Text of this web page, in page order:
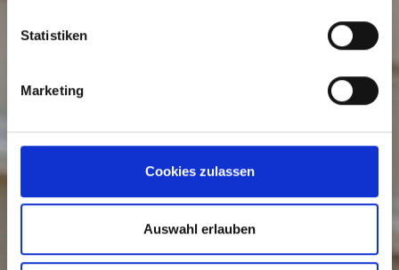
Statistiken
Marketing
Cookies zulassen
Auswahl erlauben